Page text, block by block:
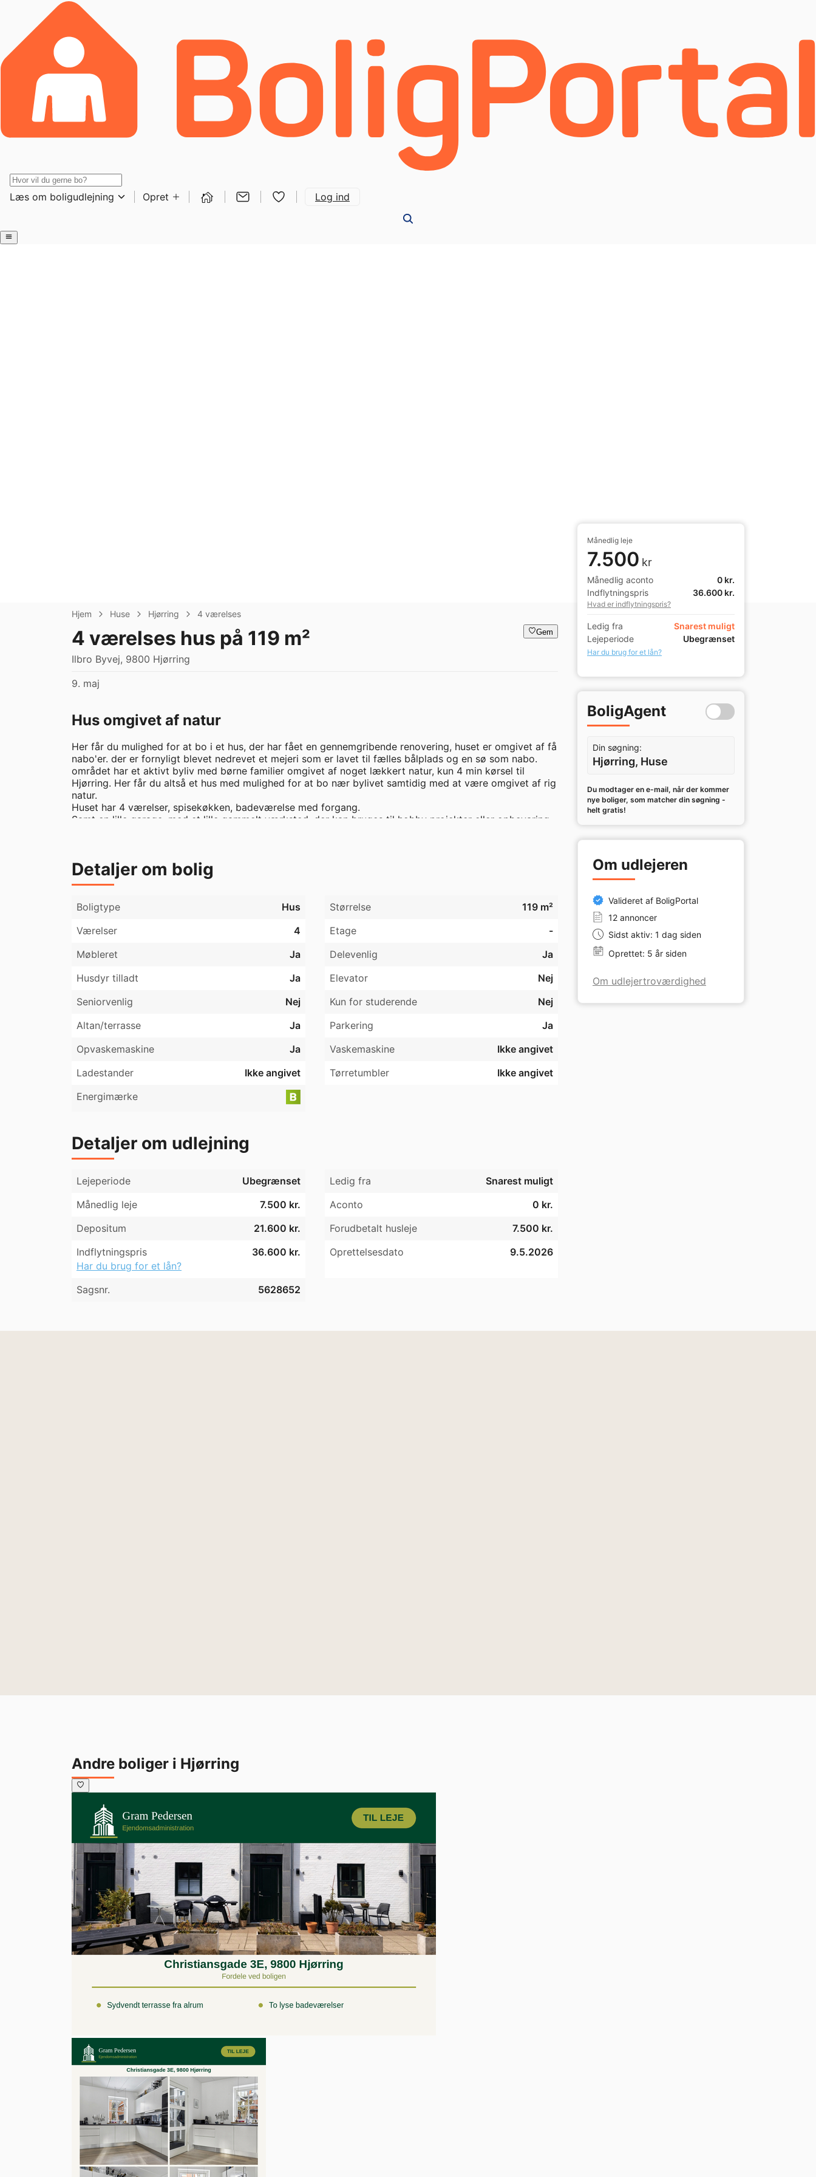
Læs om boligudlejning Opret Log ind
Hjem Huse Hjørring 4 værelses
4 værelses hus på 119 m²
Ilbro Byvej, 9800 Hjørring
Gem
9. maj
Hus omgivet af natur
Her får du mulighed for at bo i et hus, der har fået en gennemgribende renovering, huset er omgivet af få
nabo'er. der er fornyligt blevet nedrevet et mejeri som er lavet til fælles bålplads og en sø som nabo.
området har et aktivt byliv med børne familier omgivet af noget lækkert natur, kun 4 min kørsel til
Hjørring. Her får du altså et hus med mulighed for at bo nær bylivet samtidig med at være omgivet af rig
natur.
Huset har 4 værelser, spisekøkken, badeværelse med forgang.
Samt en lille garage, med et lille gammelt værksted, der kan bruges til hobby projekter eller opbevaring.
Detaljer om bolig
Boligtype Hus Størrelse
119 m²
Værelser
4 Etage
-
Møbleret
Ja Delevenlig
Ja
Husdyr tilladt
Ja Elevator
Nej
Seniorvenlig
Nej Kun for studerende
Nej
Altan/terrasse
Ja Parkering
Ja
Opvaskemaskine
Ja Vaskemaskine
Ikke angivet
Ladestander
Ikke angivet Tørretumbler
Ikke angivet
Energimærke
Detaljer om udlejning
Lejeperiode Ubegrænset Ledig fra
Snarest muligt
Månedlig leje
7.500 kr. Aconto
0 kr.
Depositum
21.600 kr. Forudbetalt husleje
7.500 kr.
Indflytningspris
36.600 kr.
Har du brug for et lån?
Oprettelsesdato 9.5.2026
Sagsnr. 5628652
Månedlig leje
7.500 kr
Månedlig aconto
0 kr.
Indflytningspris
36.600 kr.
Hvad er indflytningspris?
Ledig fra
Snarest muligt
Lejeperiode
Ubegrænset
Har du brug for et lån?
BoligAgent
Din søgning:
Hjørring, Huse
Du modtager en e-mail, når der kommer
nye boliger, som matcher din søgning -
helt gratis!
Om udlejeren
Valideret af BoligPortal
12 annoncer
Sidst aktiv: 1 dag siden
Oprettet: 5 år siden
Om udlejertroværdighed
Andre boliger i Hjørring